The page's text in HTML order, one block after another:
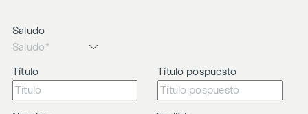
Saludo
Título Título pospuesto